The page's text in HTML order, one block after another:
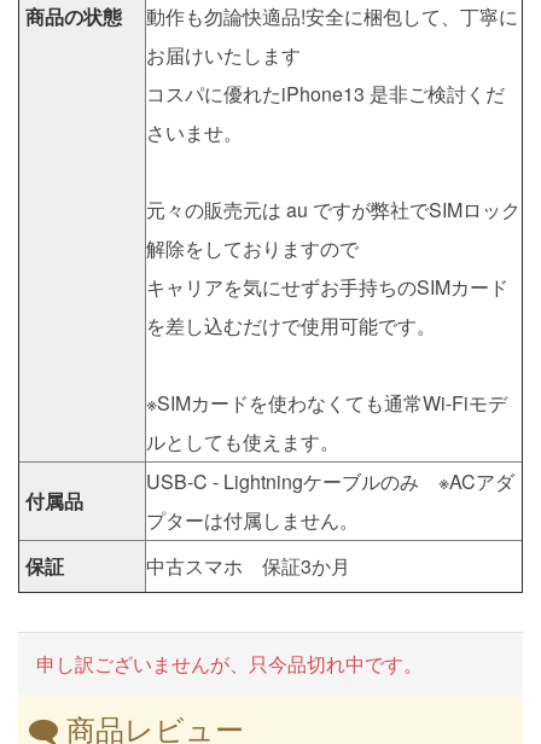
商品の状態
動作も勿論快適品!安全に梱包して、丁寧に
お届けいたします
コスパに優れたiPhone13 是非ご検討くだ
さいませ。
元々の販売元は au ですが弊社でSIMロック
解除をしておりますので
キャリアを気にせずお手持ちのSIMカード
を差し込むだけで使用可能です。
※SIMカードを使わなくても通常Wi-Fiモデ
ルとしても使えます。
付属品
USB-C - Lightningケーブルのみ ※ACアダ
プターは付属しません。
保証
中古スマホ 保証3か月
申し訳ございませんが、只今品切れ中です。
商品レビュー